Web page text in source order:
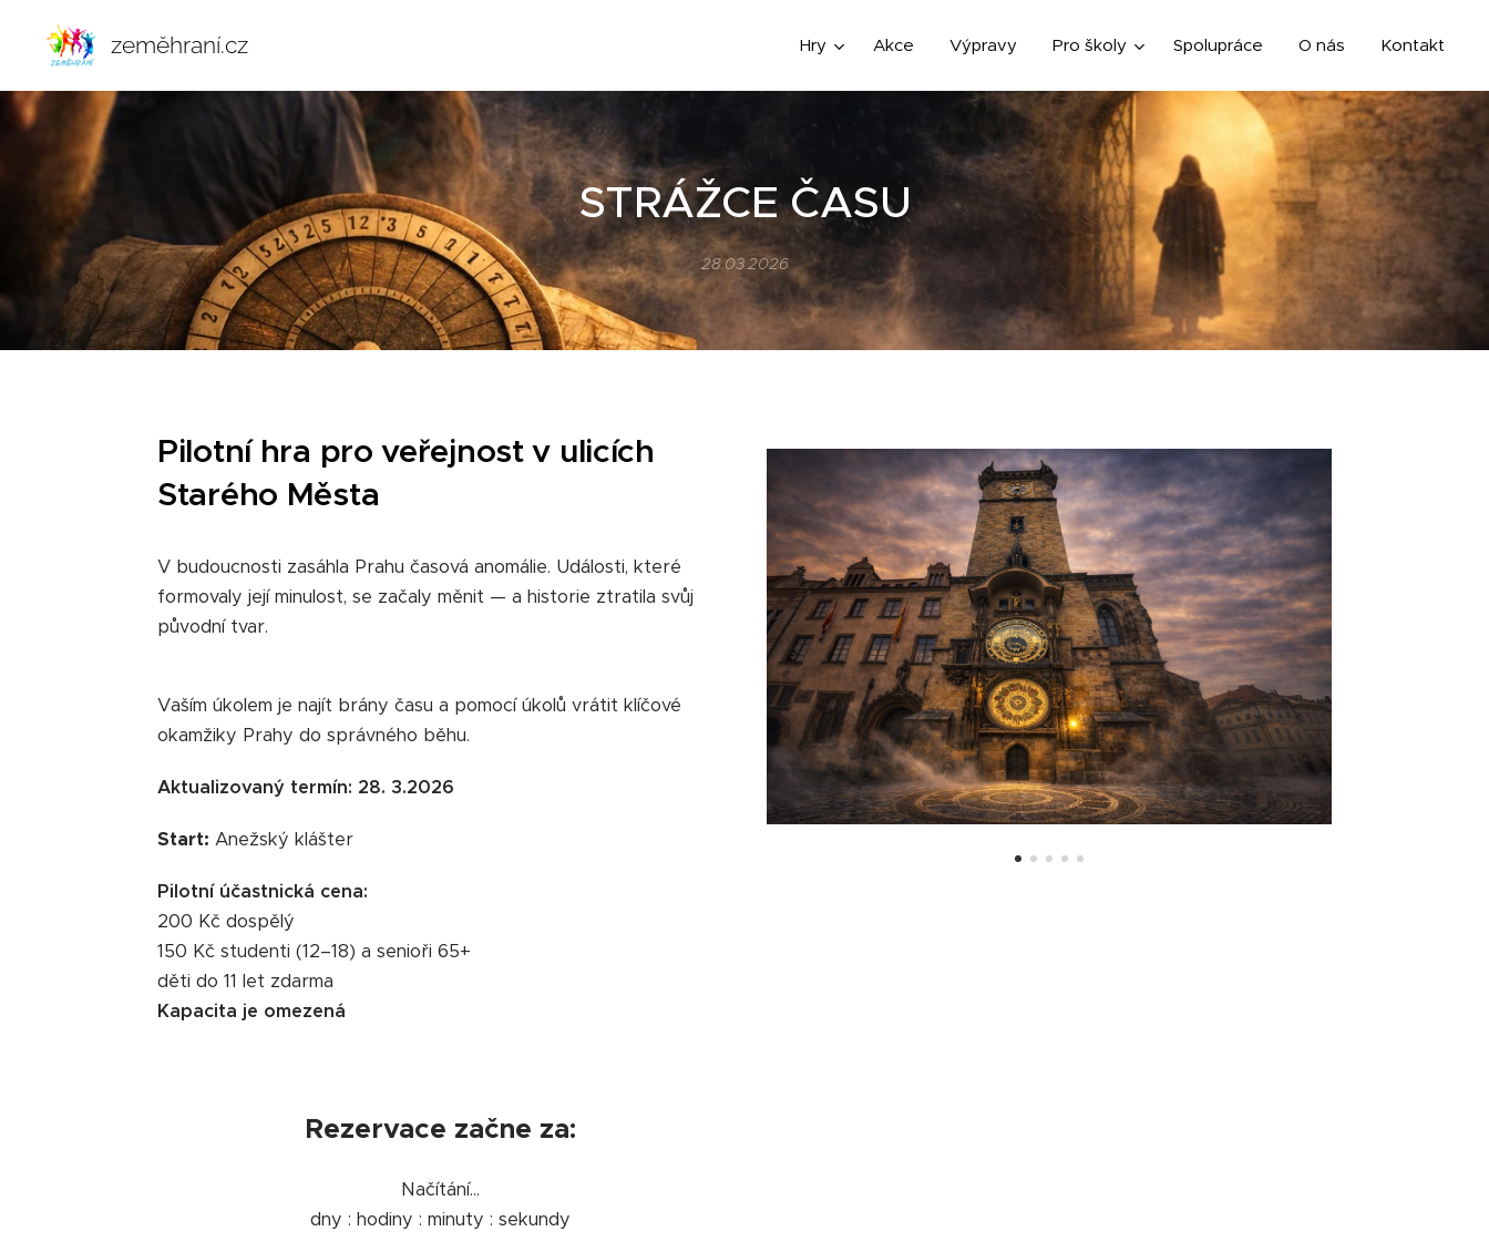
zeměhraní.cz Hry Akce Výpravy Pro školy Spolupráce O nás Kontakt
STRÁŽCE ČASU
28.03.2026
Pilotní hra pro veřejnost v ulicích
Starého Města
V budoucnosti zasáhla Prahu časová anomálie. Události, které
formovaly její minulost, se začaly měnit — a historie ztratila svůj
původní tvar.
Vaším úkolem je najít brány času a pomocí úkolů vrátit klíčové
okamžiky Prahy do správného běhu.
Aktualizovaný termín: 28. 3.2026
Start: Anežský klášter
Pilotní účastnická cena:
200 Kč dospělý
150 Kč studenti (12–18) a senioři 65+
děti do 11 let zdarma
Kapacita je omezená
Rezervace začne za:
Načítání...
dny : hodiny : minuty : sekundy